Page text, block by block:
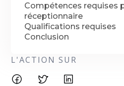
Compétences requises
réceptionnaire
Qualifications requises
Conclusion
L'ACTION SUR